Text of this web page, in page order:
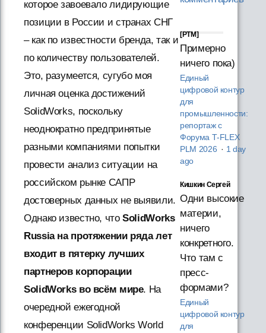
которое завоевало лидирующие
позиции в России и странах СНГ
– как по известности бренда, так и
по количеству пользователей.
Это, разумеется, сугубо моя
личная оценка достижений
SolidWorks, поскольку
неоднократно предпринятые
разными компаниями попытки
провести анализ ситуации на
российском рынке САПР
достоверных данных не выявили.
Однако известно, чтоSolidWorks
Russia на протяжении ряда лет
входит в пятерку лучших
партнеров корпорации
SolidWorks во всём мире. На
очередной ежегодной
конференции SolidWorks World
[PTM]
Примерно
ничего пока)
Единый
цифровой контур
для
промышленности:
репортаж с
Форума T‑FLEX
PLM 2026 · 1 day
ago
Кишкин Сергей
Одни высокие
материи,
ничего
конкретного.
Что там с
пресс-
формами?
Единый
цифровой контур
для